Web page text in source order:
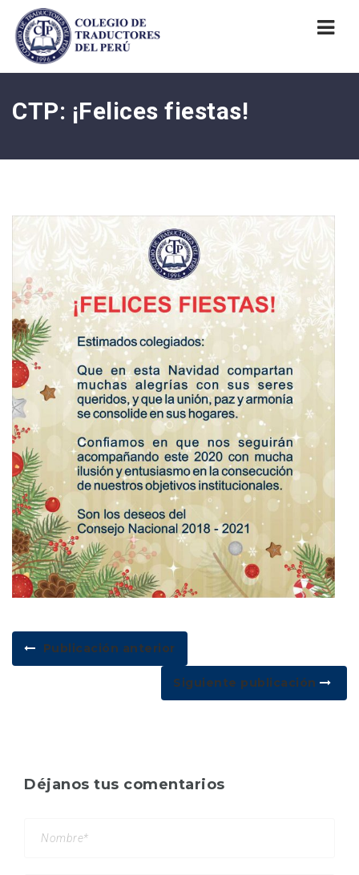
CTP: ¡Felices fiestas!
Publicación anterior
Siguiente publicación
Déjanos tus comentarios